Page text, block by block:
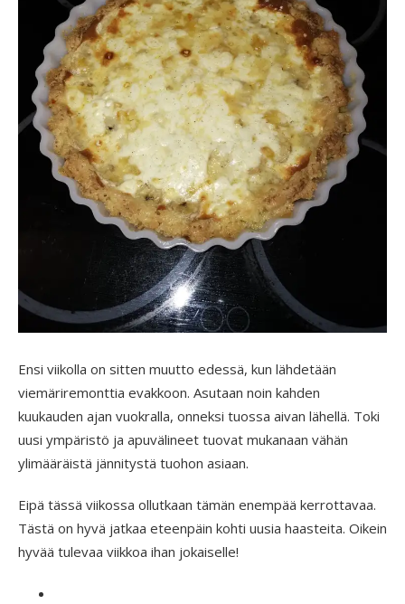
Ensi viikolla on sitten muutto edessä, kun lähdetään
viemäriremonttia evakkoon. Asutaan noin kahden
kuukauden ajan vuokralla, onneksi tuossa aivan lähellä. Toki
uusi ympäristö ja apuvälineet tuovat mukanaan vähän
ylimääräistä jännitystä tuohon asiaan.
Eipä tässä viikossa ollutkaan tämän enempää kerrottavaa.
Tästä on hyvä jatkaa eteenpäin kohti uusia haasteita. Oikein
hyvää tulevaa viikkoa ihan jokaiselle!